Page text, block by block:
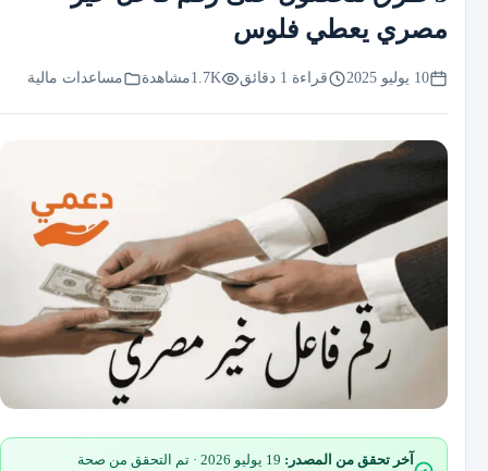
مصري يعطي فلوس
10 يوليو 2025 قراءة 1 دقائق 1.7Kمشاهدة مساعدات مالية
آخر تحقق من المصدر:
19 يوليو 2026 · تم التحقق من صحة